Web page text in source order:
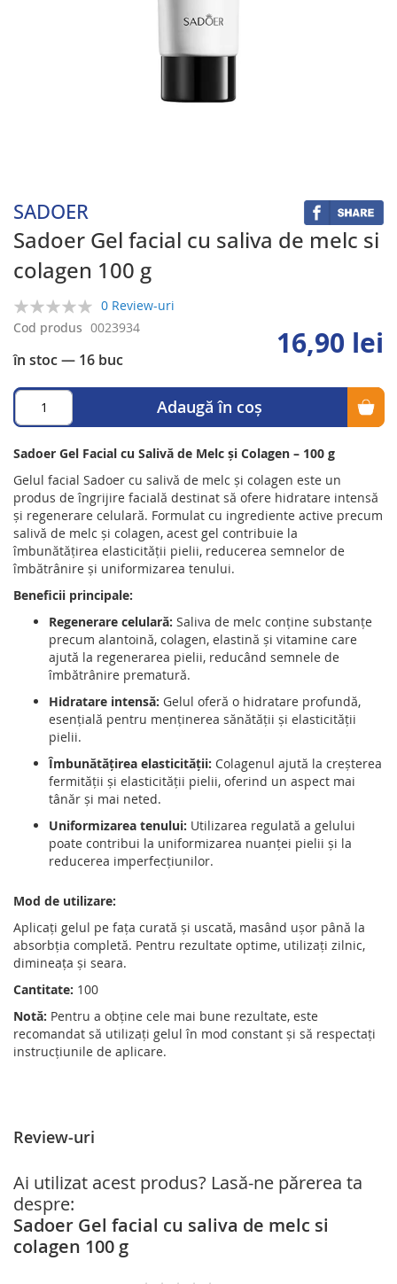
SADOER
Sadoer Gel facial cu saliva de melc si
colagen 100 g
0%
0 Review-uri
în stoc— 16 buc
Cod produs 0023934 16,90 lei
Adaugă în coș
Sadoer Gel Facial cu Salivă de Melc și Colagen – 100 g
Gelul facial Sadoer cu salivă de melc și colagen este un
produs de îngrijire facială destinat să ofere hidratare intensă
și regenerare celulară. Formulat cu ingrediente active precum
salivă de melc și colagen, acest gel contribuie la
îmbunătățirea elasticității pielii, reducerea semnelor de
îmbătrânire și uniformizarea tenului.
Beneficii principale:
Regenerare celulară: Saliva de melc conține substanțe
precum alantoină, colagen, elastină și vitamine care
ajută la regenerarea pielii, reducând semnele de
îmbătrânire prematură.
Hidratare intensă: Gelul oferă o hidratare profundă,
esențială pentru menținerea sănătății și elasticității
pielii.
Îmbunătățirea elasticității: Colagenul ajută la creșterea
fermității și elasticității pielii, oferind un aspect mai
tânăr și mai neted.
Uniformizarea tenului: Utilizarea regulată a gelului
poate contribui la uniformizarea nuanței pielii și la
reducerea imperfecțiunilor.
Mod de utilizare:
Aplicați gelul pe fața curată și uscată, masând ușor până la
absorbția completă. Pentru rezultate optime, utilizați zilnic,
dimineața și seara.
Cantitate: 100
Notă: Pentru a obține cele mai bune rezultate, este
recomandat să utilizați gelul în mod constant și să respectați
instrucțiunile de aplicare.
the
images
gallery
Review-uri
Ai utilizat acest produs? Lasă-ne părerea ta
despre:
Sadoer Gel facial cu saliva de melc si
colagen 100 g